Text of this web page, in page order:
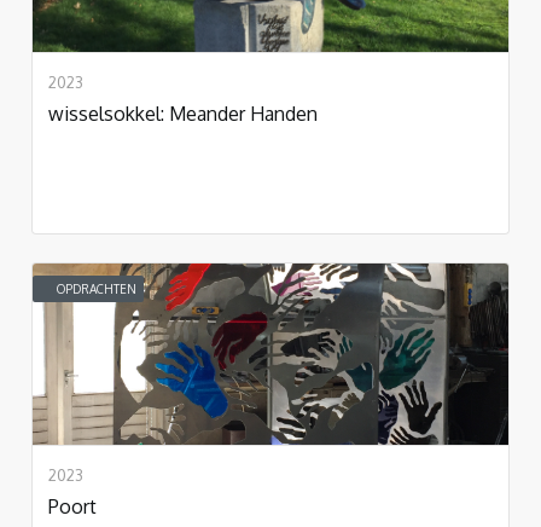
2023
wisselsokkel: Meander Handen
OPDRACHTEN
2023
Poort